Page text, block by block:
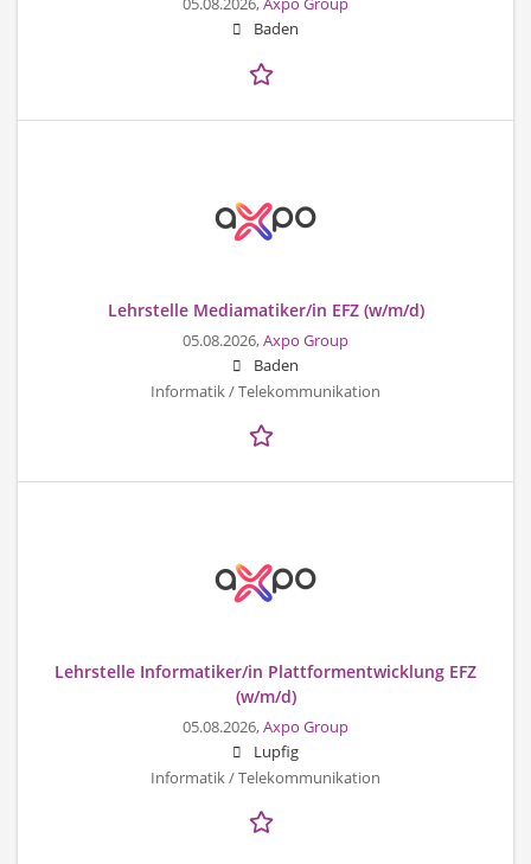
05.08.2026,Axpo Group
Baden
Lehrstelle Mediamatiker/in EFZ (w/m/d)
05.08.2026,Axpo Group
Baden
Informatik / Telekommunikation
Lehrstelle Informatiker/in Plattformentwicklung EFZ
(w/m/d)
05.08.2026,Axpo Group
Lupfig
Informatik / Telekommunikation